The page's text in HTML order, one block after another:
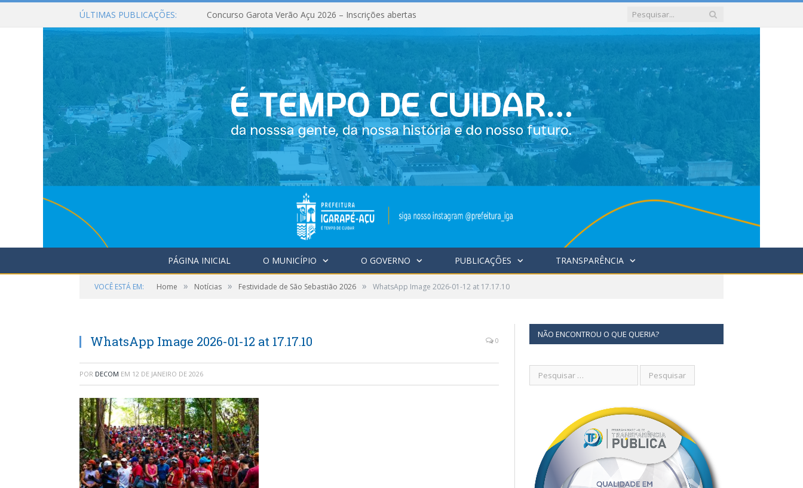
ÚLTIMAS PUBLICAÇÕES: Concurso Garota Verão Açu 2026 – Inscrições abertas
PÁGINA INICIAL O MUNICÍPIO O GOVERNO PUBLICAÇÕES TRANSPARÊNCIA
VOCÊ ESTÁ EM: Home » Notícias » Festividade de São Sebastião 2026 » WhatsApp Image 2026-01-12 at 17.17.10
WhatsApp Image 2026-01-12 at 17.17.10 0
POR DECOM EM 12 DE JANEIRO DE 2026
NÃO ENCONTROU O QUE QUERIA?